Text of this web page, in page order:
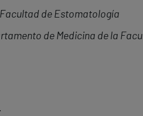
de Estomatología
de Medicina de la